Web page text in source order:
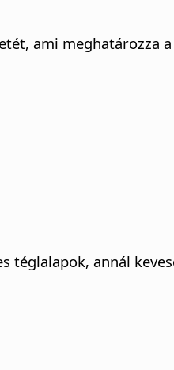
ami meghatározza
téglalapok, annál